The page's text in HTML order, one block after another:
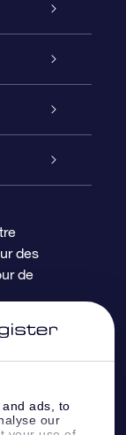
ads, to
our
des
de